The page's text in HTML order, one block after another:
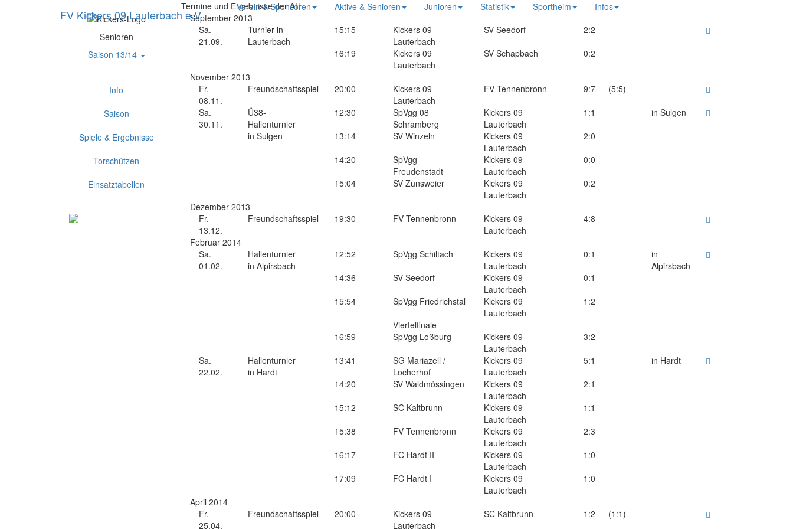
FV Kickers 09 Lauterbach e.V
Verein & Sponsoren Aktive & Senioren Junioren Statistik Sportheim Infos
Senioren
Saison 13/14
Info
Saison
Spiele & Ergebnisse
Torschützen
Einsatztabellen
Termine und Ergebnisse der AH
September 2013
Sa.
21.09.
Turnier in
Lauterbach
15:15
Kickers 09
Lauterbach
SV Seedorf
2:2
16:19
Kickers 09
Lauterbach
SV Schapbach
0:2
November 2013
Fr.
08.11.
Freundschaftsspiel 20:00
Kickers 09
Lauterbach
FV Tennenbronn 9:7
(5:5)
Sa.
30.11.
Ü38-
Hallenturnier
in Sulgen
12:30
SpVgg 08
Schramberg
Kickers 09
Lauterbach
1:1
13:14
SV Winzeln
Kickers 09
Lauterbach
2:0
14:20
SpVgg
Freudenstadt
Kickers 09
Lauterbach
0:0
15:04
SV Zunsweier
Kickers 09
Lauterbach
0:2
in Sulgen
Dezember 2013
Fr.
13.12.
Freundschaftsspiel 19:30 FV Tennenbronn
Kickers 09
Lauterbach
4:8
Februar 2014
Sa.
01.02.
Hallenturnier
in Alpirsbach
12:52 SpVgg Schiltach
Kickers 09
Lauterbach
0:1
14:36
SV Seedorf
Kickers 09
Lauterbach
0:1
15:54
SpVgg Friedrichstal
Kickers 09
Lauterbach
1:2
Viertelfinale
16:59
SpVgg Loßburg
Kickers 09
Lauterbach
3:2
in
Alpirsbach
Sa.
22.02.
Hallenturnier
in Hardt
13:41
SG Mariazell /
Locherhof
Kickers 09
Lauterbach
5:1
14:20
SV Waldmössingen
Kickers 09
Lauterbach
2:1
15:12
SC Kaltbrunn
Kickers 09
Lauterbach
1:1
15:38
FV Tennenbronn
Kickers 09
Lauterbach
2:3
16:17
FC Hardt II
Kickers 09
Lauterbach
1:0
17:09
FC Hardt I
Kickers 09
Lauterbach
1:0
in Hardt
April 2014
Fr.
25.04.
Freundschaftsspiel 20:00
Kickers 09
Lauterbach
SC Kaltbrunn 1:2 (1:1)